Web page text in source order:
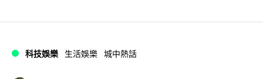
科技娛樂 生活娛樂 城中熱話